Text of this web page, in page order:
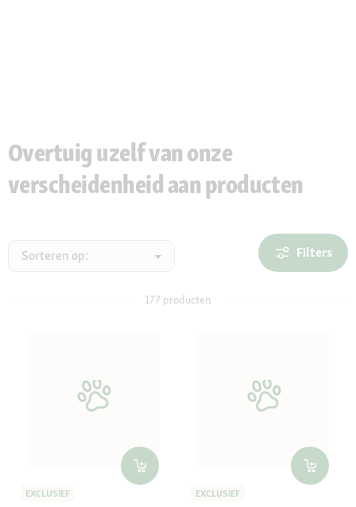
Overtuig uzelf van onze
verscheidenheid aan producten
Sorteren op: Filters
177 producten
EXCLUSIEF EXCLUSIEF